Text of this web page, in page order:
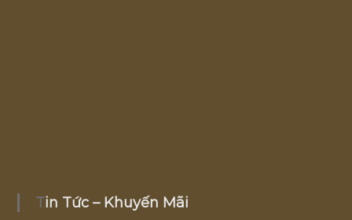
Tin Tức – Khuyến Mãi